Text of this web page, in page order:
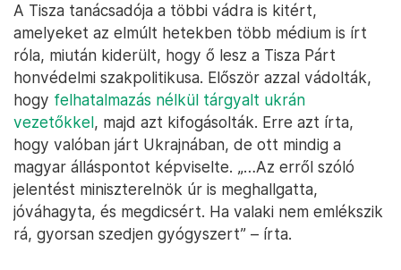
A Tisza tanácsadója a többi vádra is kitért,
amelyeket az elmúlt hetekben több médium is írt
róla, miután kiderült, hogy ő lesz a Tisza Párt
honvédelmi szakpolitikusa. Először azzal vádolták,
hogy felhatalmazás nélkül tárgyalt ukrán
vezetőkkel, majd azt kifogásolták. Erre azt írta,
hogy valóban járt Ukrajnában, de ott mindig a
magyar álláspontot képviselte. „…Az erről szóló
jelentést miniszterelnök úr is meghallgatta,
jóváhagyta, és megdicsért. Ha valaki nem emlékszik
rá, gyorsan szedjen gyógyszert” – írta.